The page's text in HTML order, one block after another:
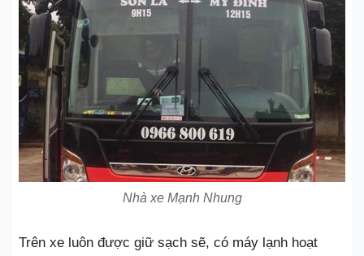
Nhà xe Mạnh Nhung
Trên xe luôn được giữ sạch sẽ, có máy lạnh hoạt